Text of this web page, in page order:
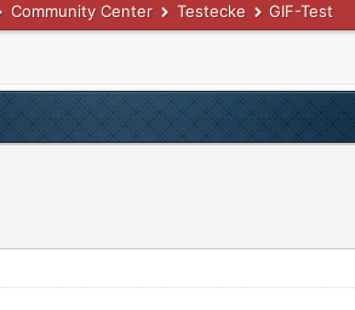
Community Center Testecke GIF-Test